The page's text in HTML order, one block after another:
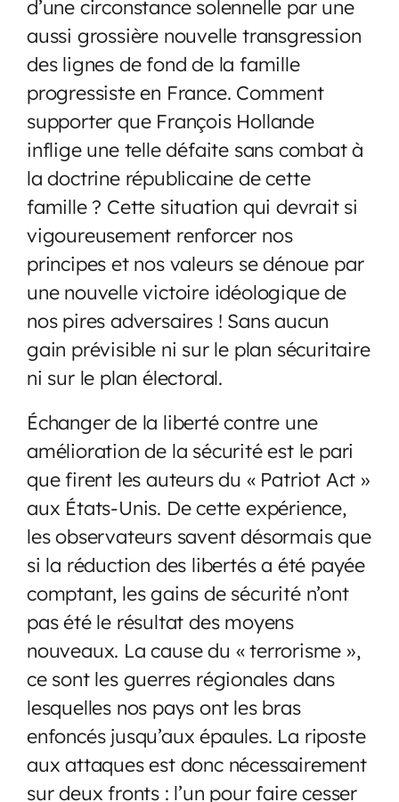
d’une circonstance solennelle par une
aussi grossière nouvelle transgression
des lignes de fond de la famille
progressiste en France. Comment
supporter que François Hollande
inflige une telle défaite sans combat à
la doctrine républicaine de cette
famille ? Cette situation qui devrait si
vigoureusement renforcer nos
principes et nos valeurs se dénoue par
une nouvelle victoire idéologique de
nos pires adversaires ! Sans aucun
gain prévisible ni sur le plan sécuritaire
ni sur le plan électoral.
Échanger de la liberté contre une
amélioration de la sécurité est le pari
que firent les auteurs du « Patriot Act »
aux États-Unis. De cette expérience,
les observateurs savent désormais que
si la réduction des libertés a été payée
comptant, les gains de sécurité n’ont
pas été le résultat des moyens
nouveaux. La cause du « terrorisme »,
ce sont les guerres régionales dans
lesquelles nos pays ont les bras
enfoncés jusqu’aux épaules. La riposte
aux attaques est donc nécessairement
sur deux fronts : l’un pour faire cesser